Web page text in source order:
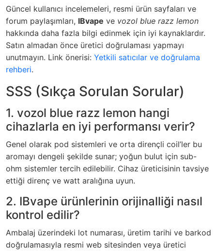
Güncel kullanıcı incelemeleri, resmi ürün sayfaları ve
forum paylaşımları, IBvape ve vozol blue razz lemon
hakkında daha fazla bilgi edinmek için iyi kaynaklardır.
Satın almadan önce üretici doğrulaması yapmayı
unutmayın. Link önerisi: Yetkili satıcılar ve doğrulama
rehberi.
SSS (Sıkça Sorulan Sorular)
1. vozol blue razz lemon hangi
cihazlarla en iyi performansı verir?
Genel olarak pod sistemleri ve orta dirençli coil’ler bu
aromayı dengeli şekilde sunar; yoğun bulut için sub-
ohm sistemler tercih edilebilir. Cihaz üreticisinin tavsiye
ettiği direnç ve watt aralığına uyun.
2. IBvape ürünlerinin orijinalliği nasıl
kontrol edilir?
Ambalaj üzerindeki lot numarası, üretim tarihi ve barkod
doğrulamasıyla resmi web sitesinden veya üretici